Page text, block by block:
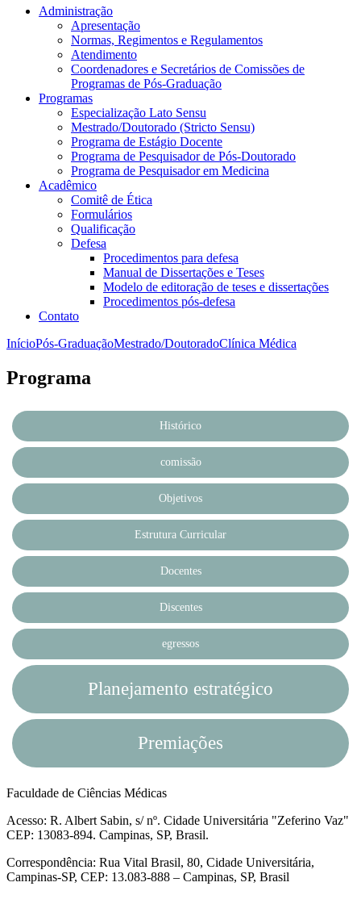
Administração
Apresentação
Normas, Regimentos e Regulamentos
Atendimento
Coordenadores e Secretários de Comissões de
Programas de Pós-Graduação
Programas
Especialização Lato Sensu
Mestrado/Doutorado (Stricto Sensu)
Programa de Estágio Docente
Programa de Pesquisador de Pós-Doutorado
Programa de Pesquisador em Medicina
Acadêmico
Comitê de Ética
Formulários
Qualificação
Defesa
Procedimentos para defesa
Manual de Dissertações e Teses
Modelo de editoração de teses e dissertações
Procedimentos pós-defesa
Contato
InícioPós-GraduaçãoMestrado/DoutoradoClínica Médica
Programa
Histórico
comissão
Objetivos
Estrutura Curricular
Docentes
Discentes
egressos
Planejamento estratégico
Premiações
Faculdade de Ciências Médicas
Acesso: R. Albert Sabin, s/ nº. Cidade Universitária "Zeferino Vaz"
CEP: 13083-894. Campinas, SP, Brasil.
Correspondência: Rua Vital Brasil, 80, Cidade Universitária,
Campinas-SP, CEP: 13.083-888 – Campinas, SP, Brasil